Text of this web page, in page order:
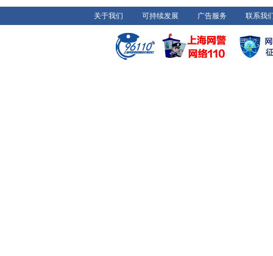
关于我们 可持续发展 广告服务 联系我